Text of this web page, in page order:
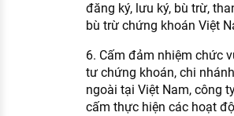
đăng ký, lưu ký, bù trừ,
bù trừ chứng khoán Việt
6. Cấm đảm nhiệm chức
tư chứng khoán, chi
ngoài tại Việt Nam, công
cấm thực hiện các hoạt